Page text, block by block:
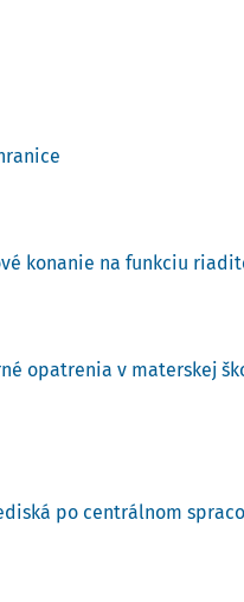
konanie na funkciu
opatrenia v materskej
po centrálnom